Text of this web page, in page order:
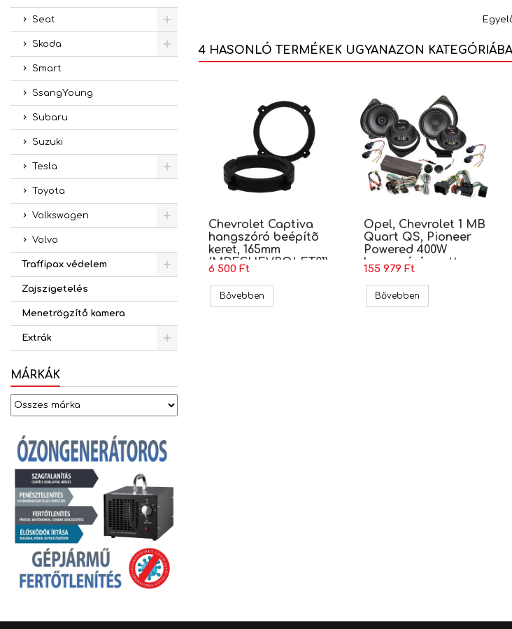
Seat
Skoda
Smart
SsangYoung
Subaru
Suzuki
Tesla
Toyota
Volkswagen
Volvo
Traffipax védelem
Zajszigetelés
Menetrögzítő kamera
Extrák
MÁRKÁK
4 HASONLÓ TERMÉKEK UGYANAZON
Chevrolet Captiva
hangszóró beépítõ
keret, 165mm
(MDF.CHEVROLET01)
6 500 Ft
BővebbenChevrolet Captiva hangszóró beépítõ keret, 165mm
Opel, Chevrolet 1 MB
Quart QS, Pioneer
Powered 400W
hangszóró szett
155 979 Ft
BővebbenOpel, Chevrolet 1